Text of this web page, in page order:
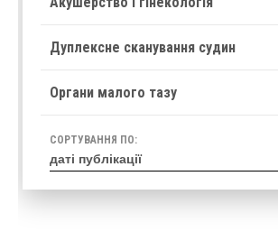
Дуплексне сканування судин
Органи малого тазу
СОРТУВАННЯ ПО: